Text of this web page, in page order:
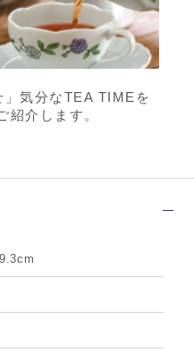
」気分なTEA TIMEを
紹介します。